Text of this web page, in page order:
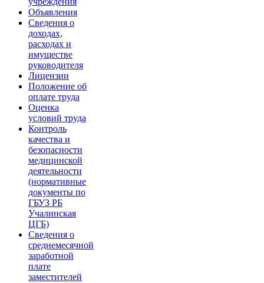
Объявления
Сведения о
доходах,
расходах и
имуществе
руководителя
Лицензии
Положение об
оплате труда
Оценка
условий труда
Контроль
качества и
безопасности
медицинской
деятельности
(нормативные
документы по
ГБУЗ РБ
Учалинская
ЦГБ)
Сведения о
среднемесячной
заработной
плате
заместителей